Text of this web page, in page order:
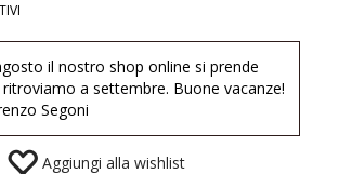
il nostro shop online si prende
ritroviamo a settembre. Buone vacanze!
Segoni
Aggiungi alla wishlist